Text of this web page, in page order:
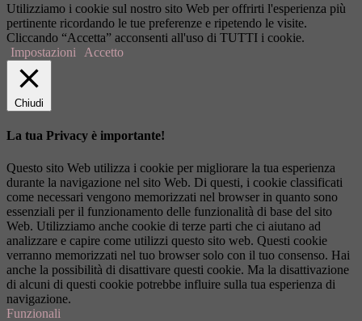
Utilizziamo i cookie sul nostro sito Web per offrirti l'esperienza più
pertinente ricordando le tue preferenze e ripetendo le visite.
Cliccando “Accetta” acconsenti all'uso di TUTTI i cookie.
Impostazioni
Accetto
Chiudi
La tua Privacy è importante!
Questo sito Web utilizza i cookie per migliorare la tua esperienza
durante la navigazione nel sito Web. Di questi, i cookie classificati
come necessari vengono memorizzati nel browser in quanto sono
essenziali per il funzionamento delle funzionalità di base del sito
Web. Utilizziamo anche cookie di terze parti che ci aiutano ad
analizzare e capire come utilizzi questo sito web. Questi cookie
verranno memorizzati nel tuo browser solo con il tuo consenso. Hai
anche la possibilità di disattivare questi cookie. Ma la disattivazione
di alcuni di questi cookie potrebbe influire sulla tua esperienza di
navigazione.
Funzionali